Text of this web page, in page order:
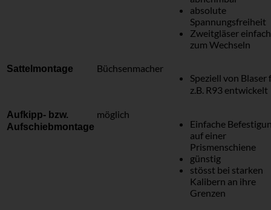
absolute
Spannungsfreiheit
Zweitgläser einfach
zum Wechseln
Sattelmontage
Büchsenmacher
Speziell von Blaser
z.B. R93 entwickelt
Aufkipp- bzw.
Aufschiebmontage
möglich
Einfache
auf einer
Prismenschiene
günstig
stösst bei starken
Kalibern an ihre
Grenzen